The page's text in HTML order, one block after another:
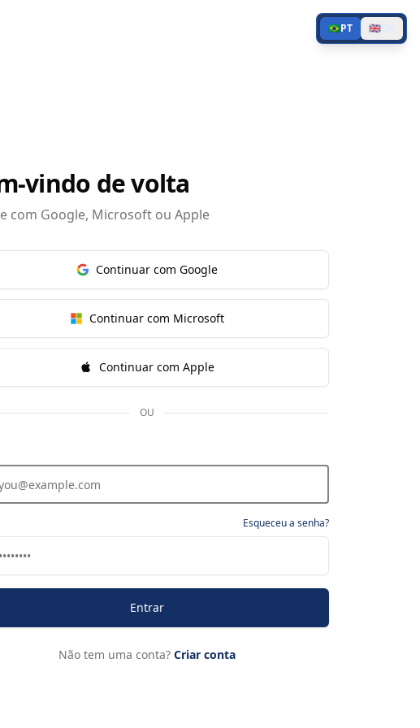
🇧🇷PT 🇬🇧
vindo de volta
com Google, Microsoft ou Apple
Continuar com Google
Continuar com Microsoft
Continuar com Apple
OU
Esqueceu a senha?
Entrar
Não tem uma conta? Criar conta